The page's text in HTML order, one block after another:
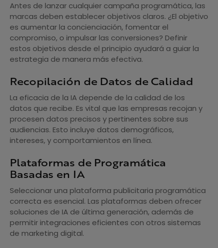
Antes de lanzar cualquier campaña programática, las
marcas deben establecer objetivos claros. ¿El objetivo
es aumentar la concienciación, fomentar el
compromiso, o impulsar las conversiones? Definir
estos objetivos desde el principio ayudará a guiar la
estrategia de manera más efectiva.
Recopilación de Datos de Calidad
La eficacia de la IA depende de la calidad de los
datos que recibe. Es vital que las empresas recojan y
procesen datos precisos y pertinentes sobre sus
audiencias. Esto incluye datos demográficos,
intereses, y comportamientos en línea.
Plataformas de Programática
Basadas en IA
Seleccionar una plataforma publicitaria programática
correcta es esencial. Las plataformas deben ofrecer
soluciones de IA de última generación, además de
permitir integraciones eficientes con otros sistemas
de marketing digital.